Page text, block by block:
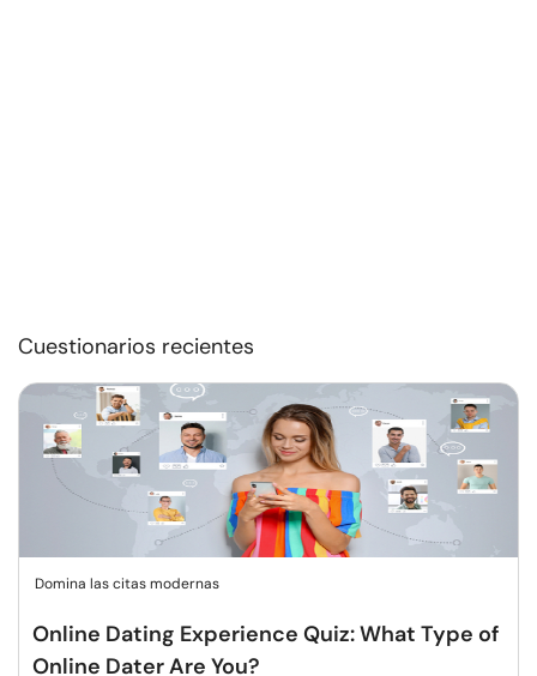
Cuestionarios recientes
Domina las citas modernas
Online Dating Experience Quiz: What Type of
Online Dater Are You?